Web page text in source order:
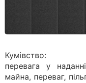
Кумівство:
перевага у
майна, переваг,